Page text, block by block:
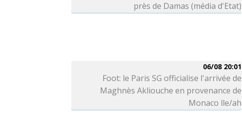
près de Damas (média d'Etat)
06/08 20:01
Foot: le Paris SG officialise l'arrivée de
Maghnès Akliouche en provenance de
Monaco lle/ah